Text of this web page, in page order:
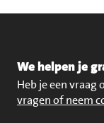
We helpen je
Heb je een vraag
vragen of neem